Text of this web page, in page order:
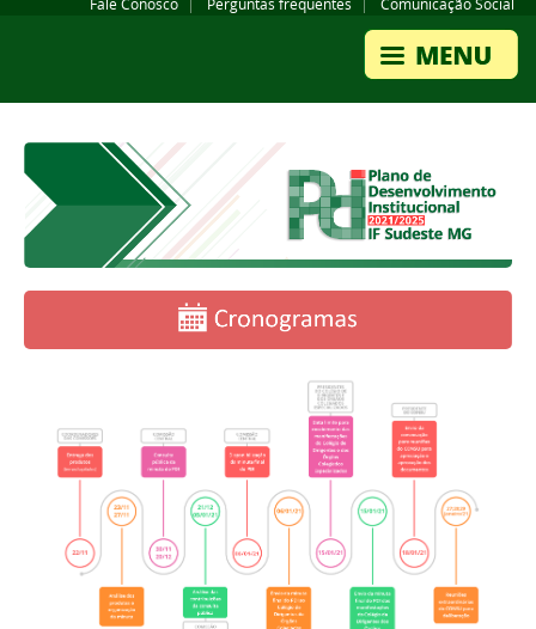
Fale Conosco Perguntas frequentes Comunicação Social